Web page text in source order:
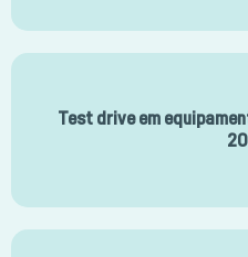
Test drive em